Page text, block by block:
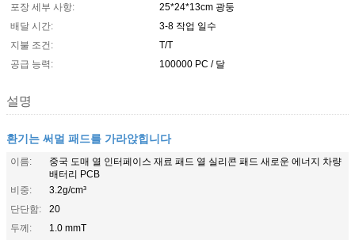
포장 세부 사항:
25*24*13cm 광둥
배달 시간:
3-8 작업 일수
지불 조건:
T/T
공급 능력:
100000 PC / 달
설명
환기는 써멀 패드를 가라앉힙니다
이름:
중국 도매 열 인터페이스 재료 패드 열 실리콘 패드 새로운 에너지 차량
배터리 PCB
비중:
3.2g/cm³
단단함:
20
두께:
1.0 mmT